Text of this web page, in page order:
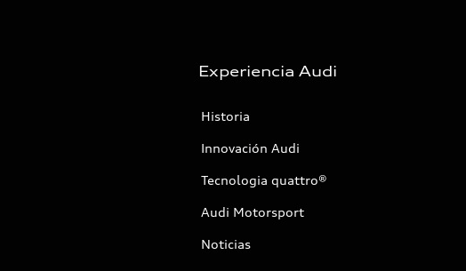
Experiencia Audi
Historia
Innovación Audi
Tecnologia quattro®
Audi Motorsport
Noticias